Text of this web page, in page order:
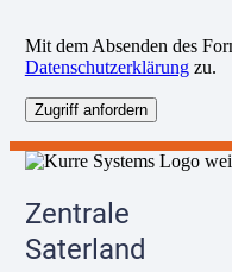
i
t
a
s
e
d
i
Mit dem Absenden des
Datenschutzerklärungzu.
Zentrale
Saterland